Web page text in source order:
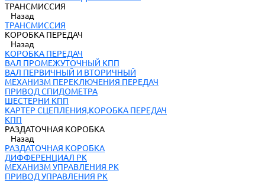
ТРАНСМИССИЯ
Назад
ТРАНСМИССИЯ
КОРОБКА ПЕРЕДАЧ
Назад
КОРОБКА ПЕРЕДАЧ
ВАЛ ПРОМЕЖУТОЧНЫЙ КПП
ВАЛ ПЕРВИЧНЫЙ И ВТОРИЧНЫЙ
МЕХАНИЗМ ПЕРЕКЛЮЧЕНИЯ ПЕРЕДАЧ
ПРИВОД СПИДОМЕТРА
ШЕСТЕРНИ КПП
КАРТЕР СЦЕПЛЕНИЯ,КОРОБКА ПЕРЕДАЧ
КПП
РАЗДАТОЧНАЯ КОРОБКА
Назад
РАЗДАТОЧНАЯ КОРОБКА
ДИФФЕРЕНЦИАЛ РК
МЕХАНИЗМ УПРАВЛЕНИЯ РК
ПРИВОД УПРАВЛЕНИЯ РК